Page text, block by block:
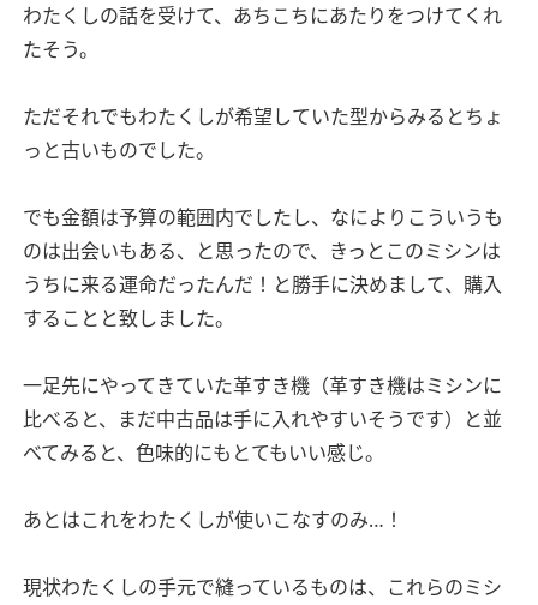
わたくしの話を受けて、あちこちにあたりをつけてくれ
たそう。
ただそれでもわたくしが希望していた型からみるとちょ
っと古いものでした。
でも金額は予算の範囲内でしたし、なによりこういうも
のは出会いもある、と思ったので、きっとこのミシンは
うちに来る運命だったんだ！と勝手に決めまして、購入
することと致しました。
一足先にやってきていた革すき機（革すき機はミシンに
比べると、まだ中古品は手に入れやすいそうです）と並
べてみると、色味的にもとてもいい感じ。
あとはこれをわたくしが使いこなすのみ…！
現状わたくしの手元で縫っているものは、これらのミシ